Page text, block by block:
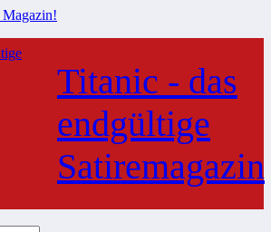
Titanic - das
endgültige
Satiremagazin